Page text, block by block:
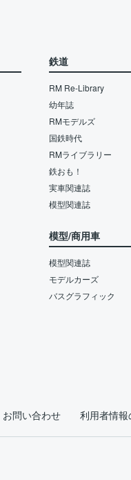
鉄道
RM Re-Library
幼年誌
RMモデルズ
国鉄時代
RMライブラリー
鉄おも！
実車関連誌
模型関連誌
模型/商用車
模型関連誌
モデルカーズ
バスグラフィック
お問い合わせ 利用者情